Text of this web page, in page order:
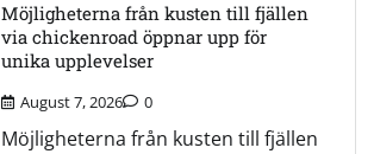
Möjligheterna från kusten till fjällen
via chickenroad öppnar upp för
unika upplevelser
August 7, 2026 0
Möjligheterna från kusten till fjällen